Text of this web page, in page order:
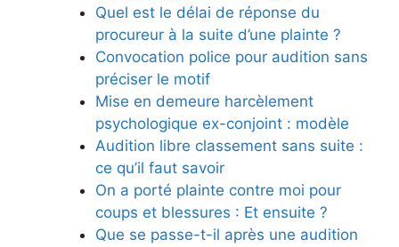
Quel est le délai de réponse du
procureur à la suite d’une plainte ?
Convocation police pour audition sans
préciser le motif
Mise en demeure harcèlement
psychologique ex-conjoint : modèle
Audition libre classement sans suite :
ce qu’il faut savoir
On a porté plainte contre moi pour
coups et blessures : Et ensuite ?
Que se passe-t-il après une audition